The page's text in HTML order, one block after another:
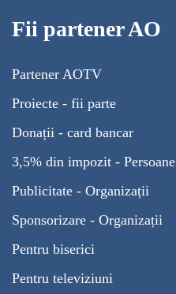
Fii partener AO
Partener AOTV
Proiecte - fii parte
Donații - card bancar
3,5% din impozit - Persoane
Publicitate - Organizații
Sponsorizare - Organizații
Pentru biserici
Pentru televiziuni